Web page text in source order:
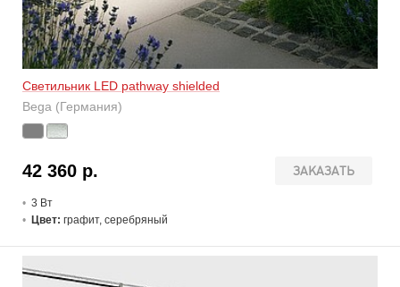
Светильник LED pathway shielded
Bega (Германия)
ЗАКАЗАТЬ
42 360 р.
3 Вт
Цвет: графит, серебряный